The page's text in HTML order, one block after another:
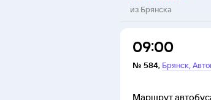
из Брянска
09:00
№ 584, Брянск,
Маршрут